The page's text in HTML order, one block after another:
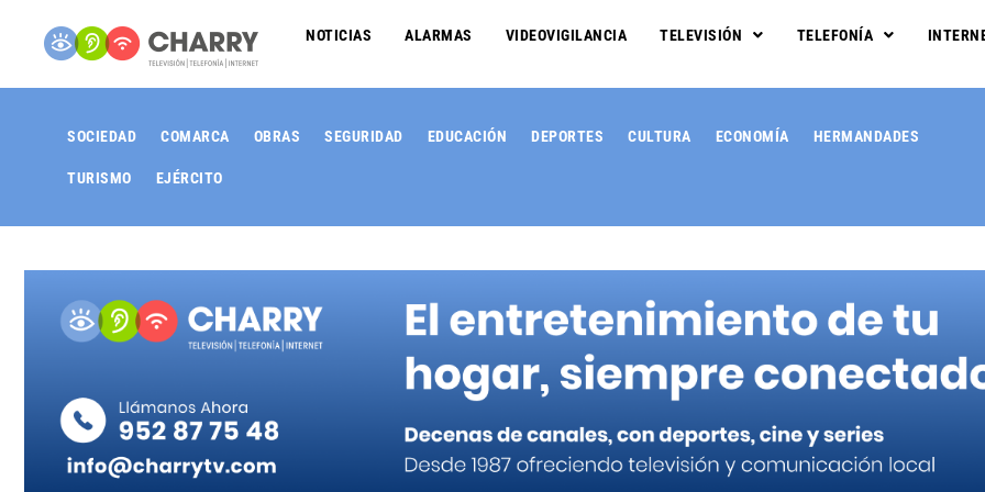
NOTICIAS ALARMAS VIDEOVIGILANCIA TELEVISIÓN TELEFONÍA
SOCIEDAD COMARCA OBRAS SEGURIDAD EDUCACIÓN DEPORTES CULTURA ECONOMÍA HERMANDADES
TURISMO EJÉRCITO